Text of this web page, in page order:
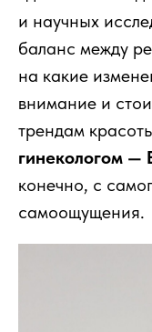
и научных
баланс между
на какие
внимание и
трендам
гинекологом —
конечно, с
самоощущения.